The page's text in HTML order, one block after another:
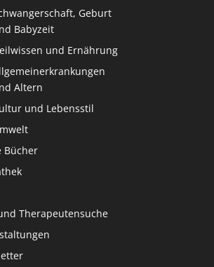
Geburt
Babyzeit
und Ernährung
Altern
und Lebensstil
Bücher
Therapeutensuche